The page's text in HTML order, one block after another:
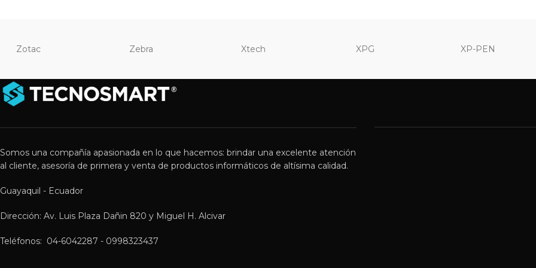
Zotac Zebra Xtech XPG XP-PEN
Somos una compañía apasionada en lo que hacemos: brindar una excelente atención
al cliente, asesoría de primera y venta de productos informáticos de altísima calidad.
Guayaquil - Ecuador
Dirección: Av. Luis Plaza Dañin 820 y Miguel H. Alcivar
Teléfonos: 04-6042287 - 0998323437